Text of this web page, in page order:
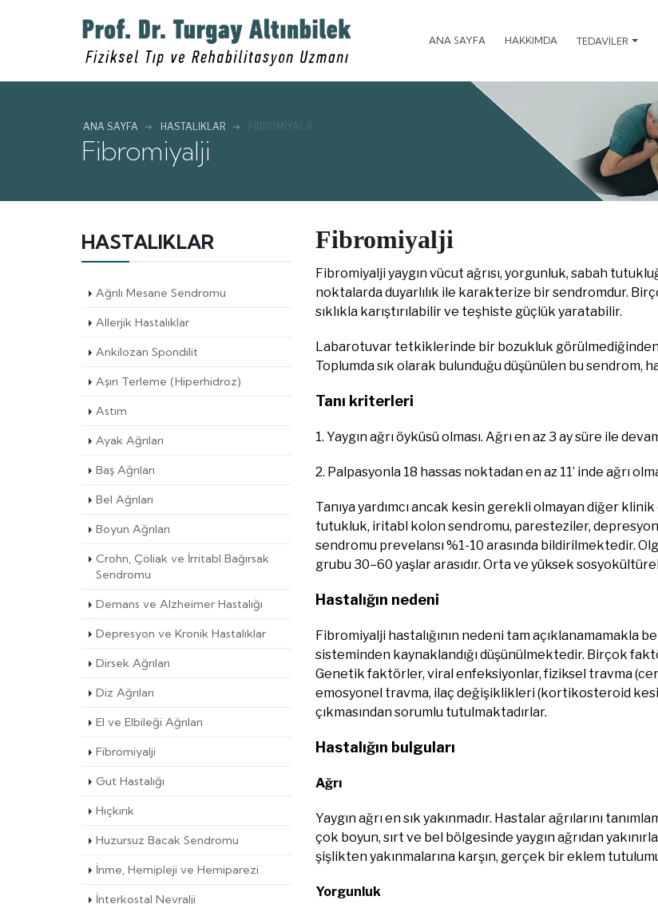
ANA SAYFA HAKKIMDA TEDAVİLER
ANA SAYFA HASTALIKLAR FIBROMIYALJI
Fibromiyalji
HASTALIKLAR
Ağrılı Mesane Sendromu
Allerjik Hastalıklar
Ankilozan Spondilit
Aşırı Terleme (Hiperhidroz)
Astım
Ayak Ağrıları
Baş Ağrıları
Bel Ağrıları
Boyun Ağrıları
Crohn, Çöliak ve İrritabl Bağırsak
Sendromu
Demans ve Alzheimer Hastalığı
Depresyon ve Kronik Hastalıklar
Dirsek Ağrıları
Diz Ağrıları
El ve Elbileği Ağrıları
Fibromiyalji
Gut Hastalığı
Hıçkırık
Huzursuz Bacak Sendromu
İnme, Hemipleji ve Hemiparezi
İnterkostal Nevralji
Fibromiyalji
Fibromiyalji yaygın vücut ağrısı, yorgunluk, sabah
noktalarda duyarlılık ile karakterize bir sendromdur.
sıklıkla karıştırılabilir ve teşhiste güçlük yaratabilir.
Labarotuvar tetkiklerinde bir bozukluk
Toplumda sık olarak bulunduğu düşünülen bu sendrom,
Tanı kriterleri
1. Yaygın ağrı öyküsü olması. Ağrı en az 3 ay süre ile
2. Palpasyonla 18 hassas noktadan en az 11’ inde ağrı
Tanıya yardımcı ancak kesin gerekli olmayan diğer
tutukluk, iritabl kolon sendromu, paresteziler,
sendromu prevelansı %1-10 arasında bildirilmektedir.
grubu 30–60 yaşlar arasıdır. Orta ve yüksek
Hastalığın nedeni
Fibromiyalji hastalığının nedeni tam
sisteminden kaynaklandığı düşünülmektedir. Birçok
Genetik faktörler, viral enfeksiyonlar, fiziksel travma
emosyonel travma, ilaç değişiklikleri (kortikosteroid
çıkmasından sorumlu tutulmaktadırlar.
Hastalığın bulguları
Ağrı
Yaygın ağrı en sık yakınmadır. Hastalar ağrılarını
çok boyun, sırt ve bel bölgesinde yaygın ağrıdan
şişlikten yakınmalarına karşın, gerçek bir eklem
Yorgunluk